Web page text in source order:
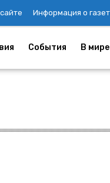
Информация о
События В мире